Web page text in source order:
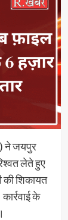
ने जयपुर
लेते हुए
की शिकायत
के